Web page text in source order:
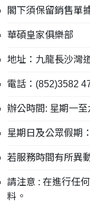
閣下須保留銷售單
華碩皇家俱樂部
地址：九龍長沙灣
電話：(852)3582
辦公時間: 星期一
星期日及公眾假期
若服務時間有所異
請注意 : 在進行任
料。